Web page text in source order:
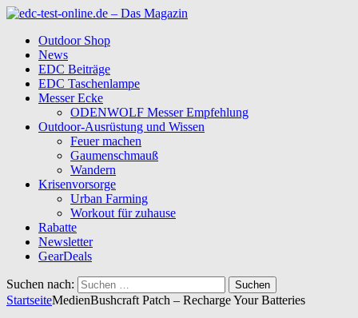
Outdoor Shop
News
EDC Beiträge
EDC Taschenlampe
Messer Ecke
ODENWOLF Messer Empfehlung
Outdoor-Ausrüstung und Wissen
Feuer machen
Gaumenschmauß
Wandern
Krisenvorsorge
Urban Farming
Workout für zuhause
Rabatte
Newsletter
GearDeals
Suchen nach:
StartseiteMedienBushcraft Patch – Recharge Your Batteries